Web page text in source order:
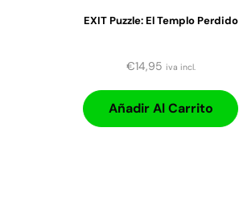
EXIT Puzzle: El Templo Perdido
€14,95 iva incl.
Añadir Al Carrito